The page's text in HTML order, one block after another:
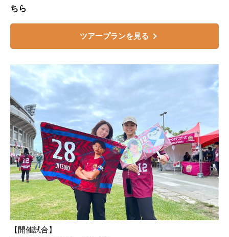
ちら
ツアープランを見る
【開催試合】